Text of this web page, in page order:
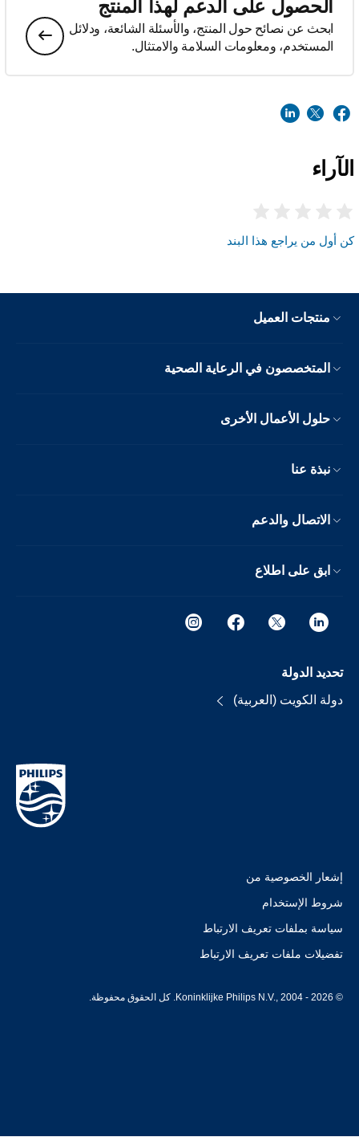
الحصول على الدعم لهذا المنتج
ابحث عن نصائح حول المنتج، والأسئلة الشائعة، ودلائل
المستخدم، ومعلومات السلامة والامتثال.
الآراء
كن أول من يراجع هذا البند
منتجات العميل
المتخصصون في الرعاية الصحية
حلول الأعمال الأخرى
نبذة عنا
الاتصال والدعم
ابق على اطلاع
تحديد الدولة
دولة الكويت (العربية)
إشعار الخصوصية من
شروط الإستخدام
سياسة بملفات تعريف الارتباط
تفضيلات ملفات تعريف الارتباط
© Koninklijke Philips N.V., 2004 - 2026. كل الحقوق محفوظة.